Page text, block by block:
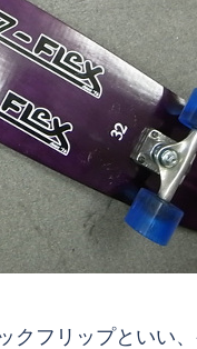
クフリップといい